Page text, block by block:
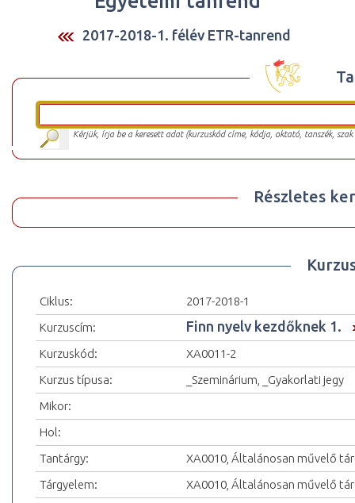
2017-2018-1. félév ETR-tanrend
Kérjük, írja be a keresett adat (kurzuskód címe, kódja, oktató, tanszék,
Részletes
Ciklus:
2017-2018-1
Kurzuscím:
Finn nyelv kezdőknek 1.
Kurzuskód:
XA0011-2
Kurzus típusa:
_Szeminárium, _Gyakorlati jegy
Mikor:
Hol:
Tantárgy:
XA0010, Általánosan művelő
Tárgyelem:
XA0010, Általánosan művelő